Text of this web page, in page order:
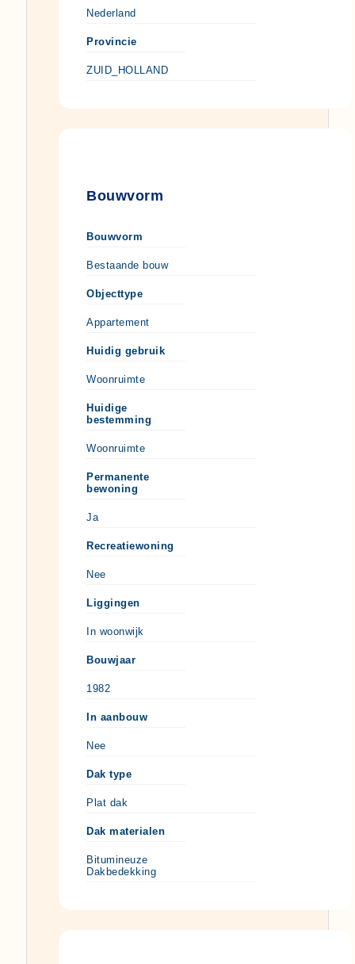
Nederland
Provincie
ZUID_HOLLAND
Bouwvorm
Bouwvorm
Bestaande bouw
Objecttype
Appartement
Huidig gebruik
Woonruimte
Huidige
bestemming
Woonruimte
Permanente
bewoning
Ja
Recreatiewoning
Nee
Liggingen
In woonwijk
Bouwjaar
1982
In aanbouw
Nee
Dak type
Plat dak
Dak materialen
Bitumineuze
Dakbedekking